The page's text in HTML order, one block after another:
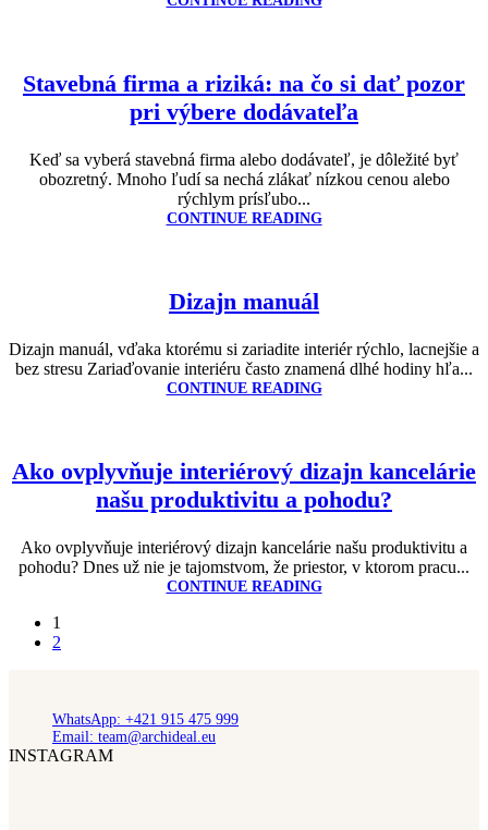
Stavebná firma a riziká: na čo si dať pozor
pri výbere dodávateľa
Keď sa vyberá stavebná firma alebo dodávateľ, je dôležité byť
obozretný. Mnoho ľudí sa nechá zlákať nízkou cenou alebo
rýchlym prísľubo...
CONTINUE READING
Dizajn manuál
Dizajn manuál, vďaka ktorému si zariadite interiér rýchlo, lacnejšie a
bez stresu Zariaďovanie interiéru často znamená dlhé hodiny hľa...
CONTINUE READING
Ako ovplyvňuje interiérový dizajn kancelárie
našu produktivitu a pohodu?
Ako ovplyvňuje interiérový dizajn kancelárie našu produktivitu a
pohodu? Dnes už nie je tajomstvom, že priestor, v ktorom pracu...
CONTINUE READING
1
2
WhatsApp: +421 915 475 999
Email: team@archideal.eu
INSTAGRAM